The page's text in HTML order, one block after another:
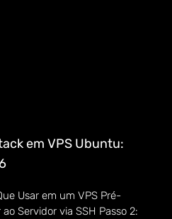
em VPS Ubuntu:
Usar em um VPS Pré-
Servidor via SSH Passo 2: